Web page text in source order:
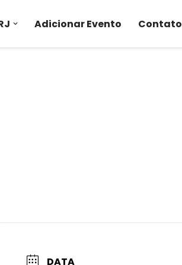
Adicionar Evento Contato
DATA